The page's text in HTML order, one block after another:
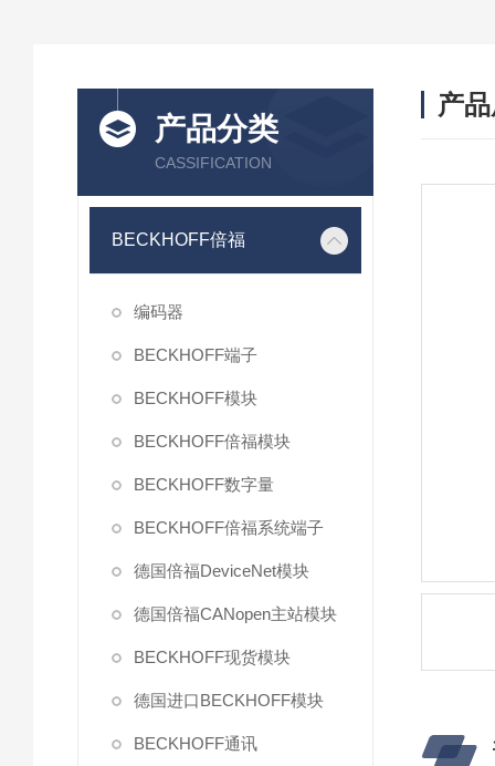
产品分类
CASSIFICATION
BECKHOFF倍福
编码器
BECKHOFF端子
BECKHOFF模块
BECKHOFF倍福模块
BECKHOFF数字量
BECKHOFF倍福系统端子
德国倍福DeviceNet模块
德国倍福CANopen主站模块
BECKHOFF现货模块
德国进口BECKHOFF模块
BECKHOFF通讯
产